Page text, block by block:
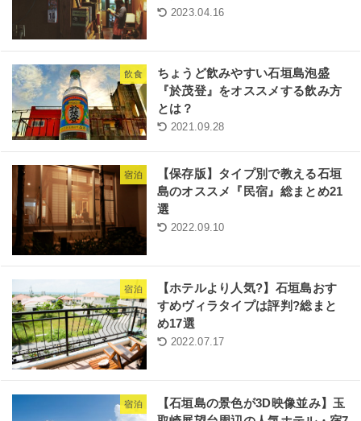
2023.04.16
飲食
ちょうど飲みやすい石垣島泡盛
『於茂登』をオススメする飲み方
とは？
2021.09.28
宿泊
【保存版】タイプ別で教える石垣
島のオススメ『民宿』総まとめ21
選
2022.09.10
宿泊
【ホテルより人気?】石垣島おす
すめヴィラタイプは評判?総まと
め17選
2022.07.17
宿泊
【石垣島の景色が3D映像並み】玉